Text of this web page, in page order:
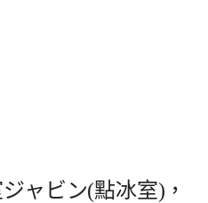
ャビン(點冰室)，